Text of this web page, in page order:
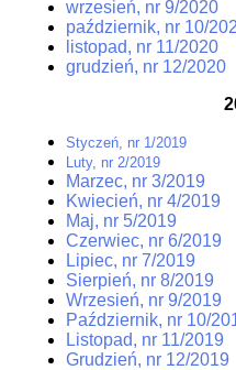
wrzesień, nr 9/2020
październik, nr 10/
listopad, nr 11/2020
grudzień, nr 12/2020
Styczeń, nr 1/2019
Luty, nr 2/2019
Marzec, nr 3/2019
Kwiecień, nr 4/2019
Maj, nr 5/2019
Czerwiec, nr 6/2019
Lipiec, nr 7/2019
Sierpień, nr 8/2019
Wrzesień, nr 9/2019
Październik, nr 10/
Listopad, nr 11/2019
Grudzień, nr 12/2019